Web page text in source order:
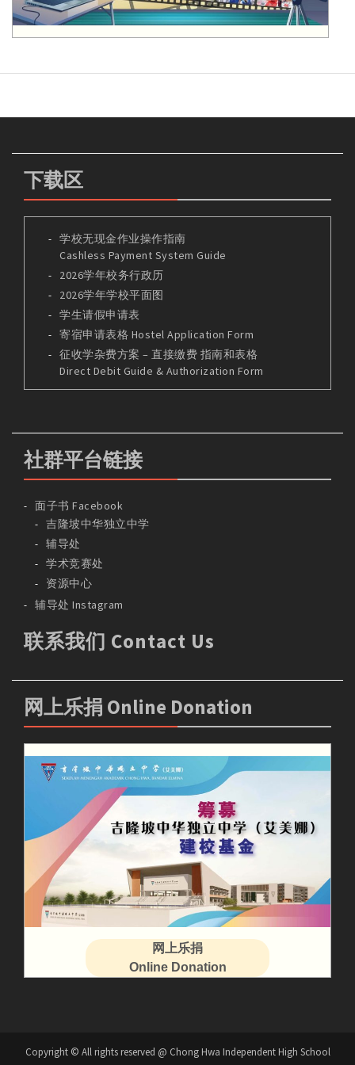
下载区
学校无现金作业操作指南
Cashless Payment System Guide
2026学年校务行政历
2026学年学校平面图
学生请假申请表
寄宿申请表格 Hostel Application Form
征收学杂费方案 – 直接缴费 指南和表格
Direct Debit Guide & Authorization Form
社群平台链接
面子书 Facebook
吉隆坡中华独立中学
辅导处
学术竞赛处
资源中心
辅导处 Instagram
联系我们 Contact Us
网上乐捐 Online Donation
网上乐捐
Online Donation
Copyright © All rights reserved @ Chong Hwa Independent High School